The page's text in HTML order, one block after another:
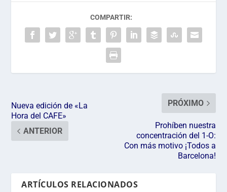
COMPARTIR:
Nueva edición de «La
Hora del CAFE»
ANTERIOR
PRÓXIMO
Prohíben nuestra
concentración del 1-O:
Con más motivo ¡Todos a
Barcelona!
ARTÍCULOS RELACIONADOS